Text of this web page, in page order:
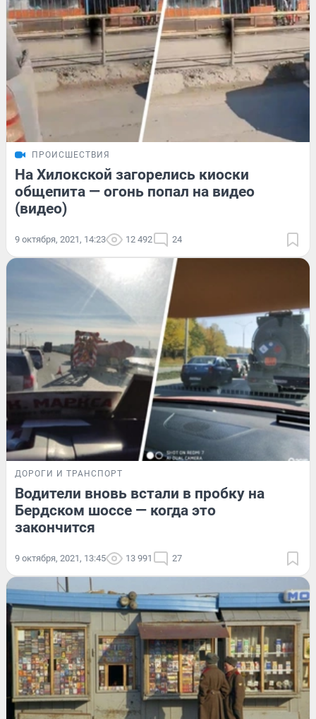
ПРОИСШЕСТВИЯ
На Хилокской загорелись киоски
общепита — огонь попал на видео
(видео)
9 октября, 2021, 14:23 12 492 24
ДОРОГИ И ТРАНСПОРТ
Водители вновь встали в пробку на
Бердском шоссе — когда это
закончится
9 октября, 2021, 13:45 13 991 27